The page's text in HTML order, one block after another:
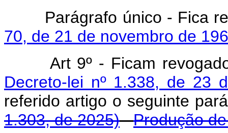
Parágrafo único - Fica
70, de 21 de novembro de
Art 9º - Ficam
Decreto-lei nº 1.338, de 23
referido artigo o seguinte
1.303, de 2025)
Produção